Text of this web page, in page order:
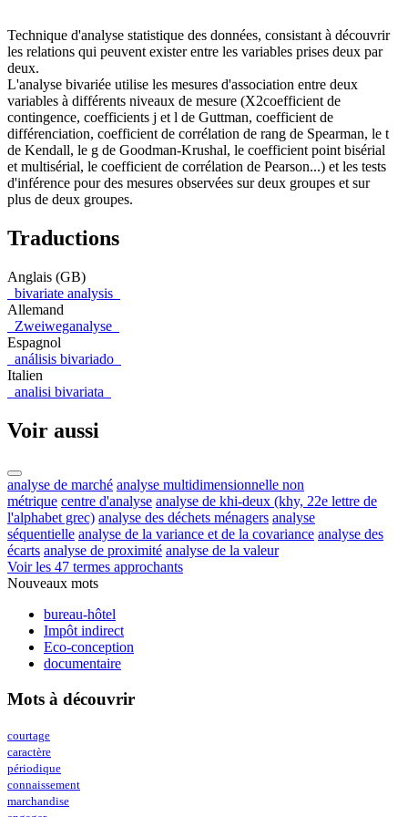
Technique d'analyse statistique des données, consistant à découvrir
les relations qui peuvent exister entre les variables prises deux par
deux.
L'analyse bivariée utilise les mesures d'association entre deux
variables à différents niveaux de mesure (X2coefficient de
contingence, coefficients j et l de Guttman, coefficient de
différenciation, coefficient de corrélation de rang de Spearman, le t
de Kendall, le g de Goodman-Krushal, le coefficient point bisérial
et multisérial, le coefficient de corrélation de Pearson...) et les tests
d'inférence pour des mesures observées sur deux groupes et sur
plus de deux groupes.
Traductions
Anglais (GB)
bivariate analysis
Allemand
Zweiweganalyse
Espagnol
análisis bivariado
Italien
analisi bivariata
Voir aussi
analyse de marché analyse multidimensionnelle non
métrique centre d'analyse analyse de khi-deux (khy, 22e lettre de
l'alphabet grec) analyse des déchets ménagers analyse
séquentielle analyse de la variance et de la covariance analyse des
écarts analyse de proximité analyse de la valeur
Voir les 47 termes approchants
Nouveaux mots
bureau-hôtel
Impôt indirect
Eco-conception
documentaire
Mots à découvrir
courtage
caractère
périodique
connaissement
marchandise